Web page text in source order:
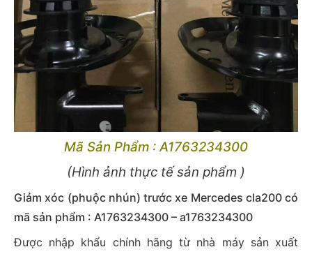
Mã Sản Phẩm : A1763234300
(Hình ảnh thực tế sản phẩm )
Giảm xóc (phuộc nhún) trước xe Mercedes cla200 có
mã sản phẩm : A1763234300 – a1763234300
Được nhập khẩu chính hãng từ nhà máy sản xuất